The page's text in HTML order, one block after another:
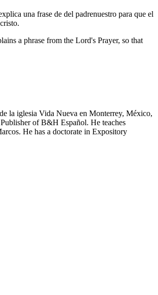
una frase de del padrenuestro para que el
a phrase from the Lord's Prayer, so that
la iglesia Vida Nueva en Monterrey, México,
of B&H Español. He teaches
He has a doctorate in Expository